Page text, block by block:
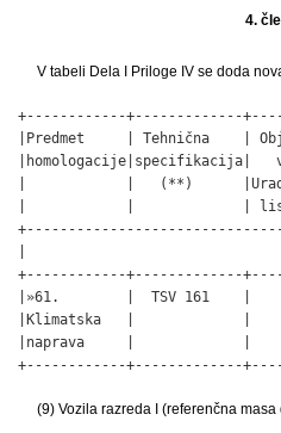
4.
V tabeli Dela I Priloge IV se doda
+------------+-------------
|Predmet     | Tehnična    |
|homologacije|specifikacija|
|            |   (**)
|            |             |
+------------+-------------
|»61.        |  TSV 161
|Klimatska   |
|naprava     |
+------------+-------------
(9) Vozila razreda I (referenčna masa